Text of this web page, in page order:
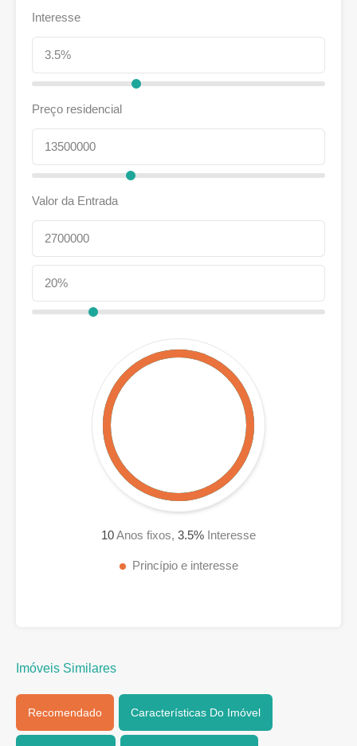
Interesse
Preço residencial
Valor da Entrada
10Anos fixos, 3.5% Interesse
Princípio e interesse
Imóveis Similares
Recomendado Características Do Imóvel